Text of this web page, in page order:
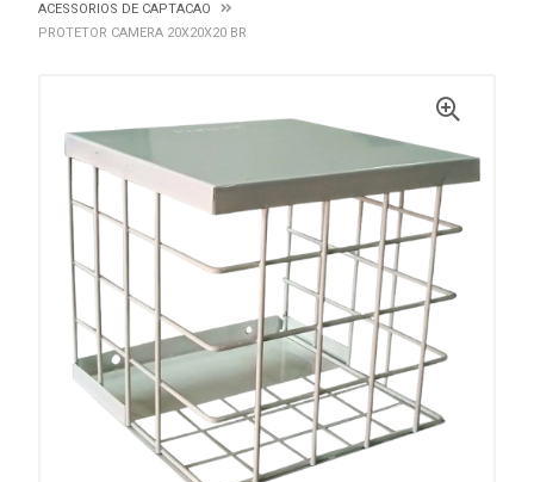
ACESSORIOS DE CAPTACAO
PROTETOR CAMERA 20X20X20 BR